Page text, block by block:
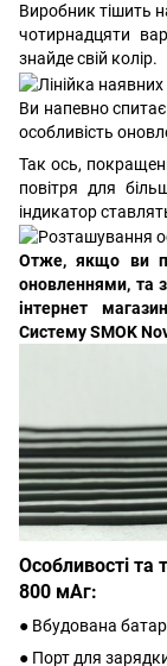
Виробник тішить
чотирнадцяти
знайде свій колір.
Ви напевно
особливість
Так ось,
повітря для
індикатор
Отже, якщо ви
оновленнями, та
інтернет
Систему SMOK
Особливості та
800 мАг:
● Вбудована
● Порт для